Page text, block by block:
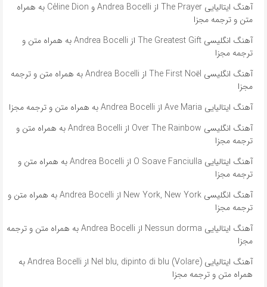
آهنگ ایتالیایی The Prayer از Andrea Bocelli و Céline Dion به همراه
متن و ترجمه مجزا
آهنگ انگلیسی The Greatest Gift از Andrea Bocelli به همراه متن و
ترجمه مجزا
آهنگ انگلیسی The First Noël از Andrea Bocelli به همراه متن و ترجمه
مجزا
آهنگ ایتالیایی Ave Maria از Andrea Bocelli به همراه متن و ترجمه مجزا
آهنگ انگلیسی Over The Rainbow از Andrea Bocelli به همراه متن و
ترجمه مجزا
آهنگ ایتالیایی O Soave Fanciulla از Andrea Bocelli به همراه متن و
ترجمه مجزا
آهنگ انگلیسی New York, New York از Andrea Bocelli به همراه متن و
ترجمه مجزا
آهنگ ایتالیایی Nessun dorma از Andrea Bocelli به همراه متن و ترجمه
مجزا
آهنگ ایتالیایی Nel blu, dipinto di blu (Volare) از Andrea Bocelli به
همراه متن و ترجمه مجزا